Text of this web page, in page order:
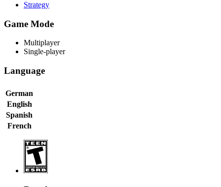
Strategy
Game Mode
Multiplayer
Single-player
Language
German
English
Spanish
French